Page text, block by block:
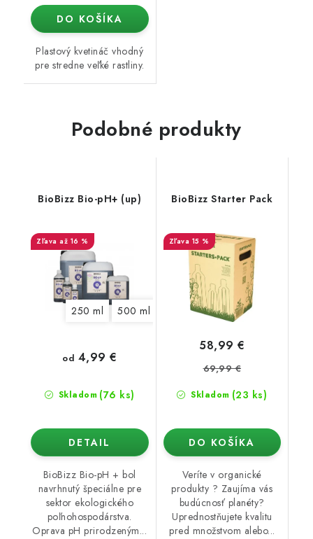
DO KOŠÍKA
Plastový kvetináč vhodný
pre stredne veľké rastliny.
Podobné produkty
BioBizz Bio-pH+ (up)
až 16 %
250 ml 500 ml 5 l 10 l
Skladom (76 ks)
od 4,99 €
DETAIL
BioBizz Bio-pH + bol
navrhnutý špeciálne pre
sektor ekologického
poľnohospodárstva.
Oprava pH prirodzeným...
BioBizz Starter Pack
15 %
Skladom (23 ks)
58,99 €
69,99 €
DO KOŠÍKA
Veríte v organické
produkty ? Zaujíma vás
budúcnosť planéty?
Uprednostňujete kvalitu
pred množstvom alebo...